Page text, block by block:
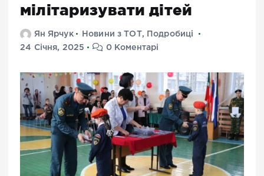
мілітаризувати дітей
Ян Ярчук Новини з ТОТ,
Подробиці
24 Січня, 2025
0 Коментарі